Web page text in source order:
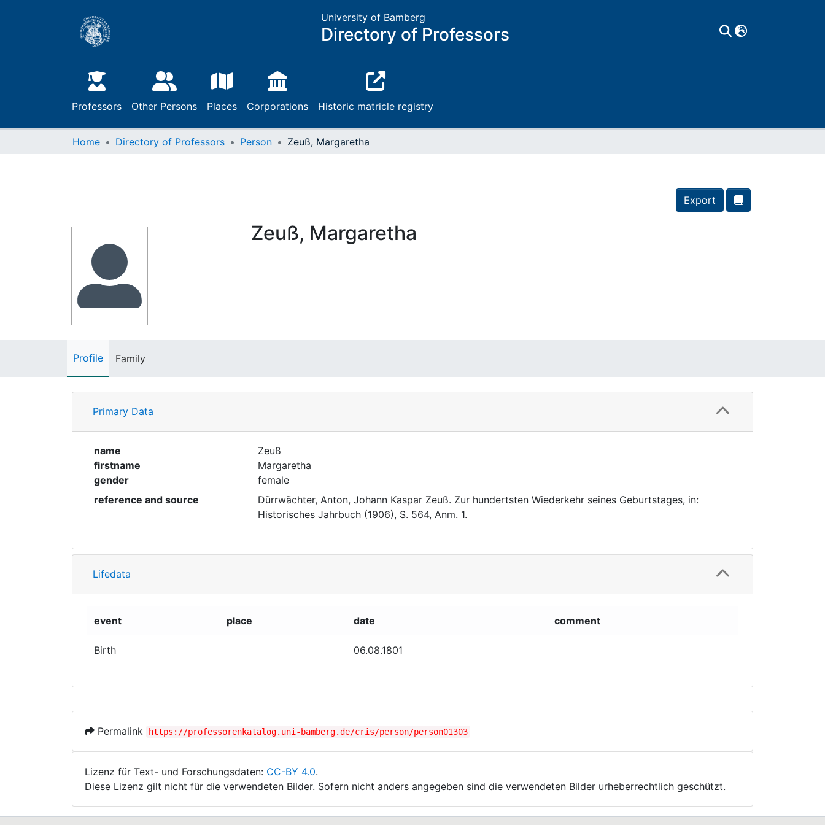
University of Bamberg
Directory of Professors
Professors Other Persons Places Corporations Historic matricle registry
Home Directory of Professors Person Zeuß, Margaretha
Export
Zeuß, Margaretha
Profile Family
Primary Data
name
Zeuß
firstname
Margaretha
gender
female
reference and source
Dürrwächter, Anton, Johann Kaspar Zeuß. Zur hundertsten Wiederkehr seines Geburtstages, in:
Historisches Jahrbuch (1906), S. 564, Anm. 1.
Lifedata
event place date comment
Birth 06.08.1801
Permalink https://professorenkatalog.uni-bamberg.de/cris/person/person01303
Lizenz für Text- und Forschungsdaten: CC-BY 4.0.
Diese Lizenz gilt nicht für die verwendeten Bilder. Sofern nicht anders angegeben sind die verwendeten Bilder urheberrechtlich geschützt.